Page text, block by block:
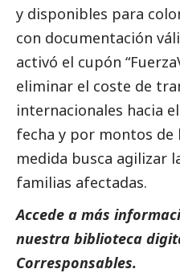
y disponibles para
con documentación
activó el cupón
eliminar el coste de
internacionales hacia
fecha y por montos de
medida busca agilizar
familias afectadas.
Accede a más
nuestra biblioteca
Corresponsables.